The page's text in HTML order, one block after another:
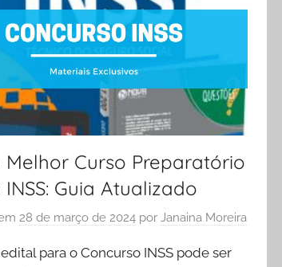
Melhor Curso Preparatório
Guia Atualizado
28 de março de 2024 porJanaina Moreira
para o Concurso INSS pode ser